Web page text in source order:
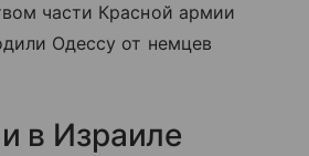
части Красной армии
Одессу от немцев
в Израиле